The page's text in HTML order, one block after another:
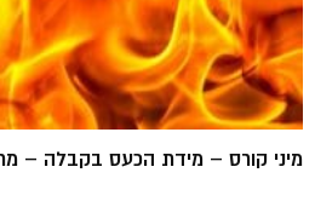
מיני קורס – מידת הכעס בקבלה –